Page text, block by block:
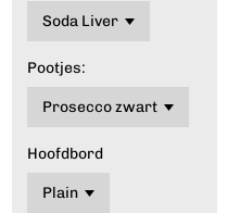
Pootjes:
Hoofdbord